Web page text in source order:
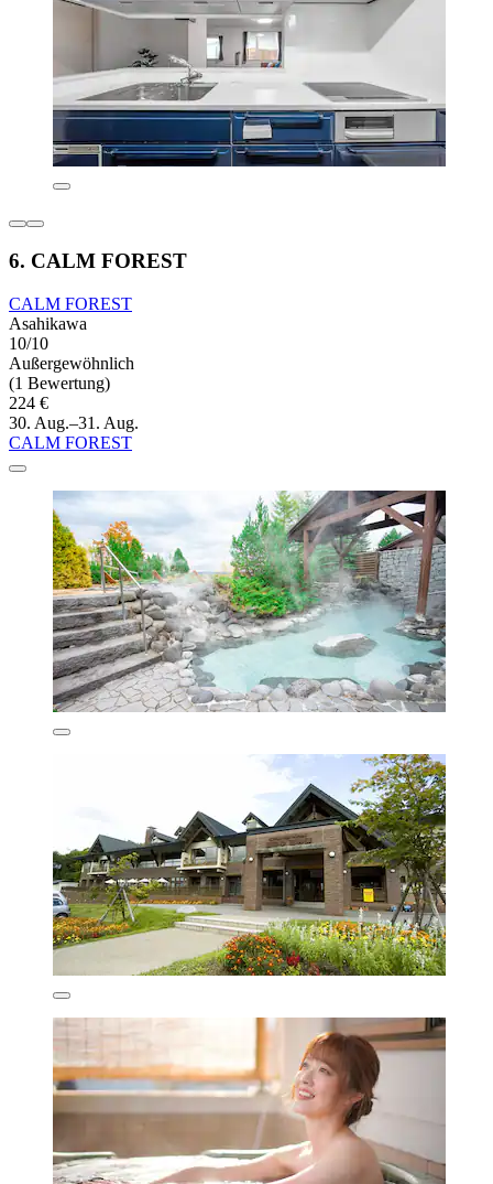
6. CALM FOREST
CALM FOREST
Asahikawa
10/10
Außergewöhnlich
(1 Bewertung)
224 €
30. Aug.–31. Aug.
CALM FOREST